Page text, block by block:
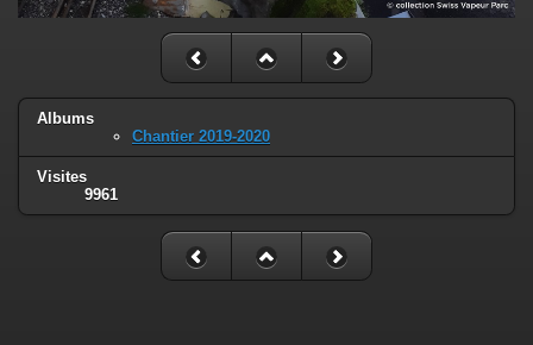
Albums
Chantier 2019-2020
Visites
9961